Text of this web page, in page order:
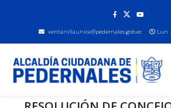
ventanillaunica@pedernales.gob.ec Lun